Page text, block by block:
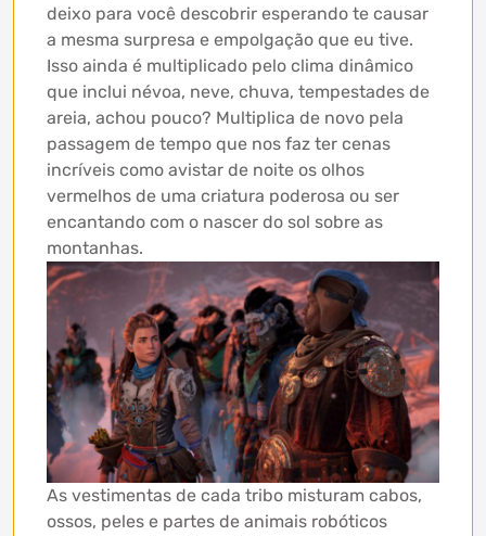
deixo para você descobrir esperando te causar
a mesma surpresa e empolgação que eu tive.
Isso ainda é multiplicado pelo clima dinâmico
que inclui névoa, neve, chuva, tempestades de
areia, achou pouco? Multiplica de novo pela
passagem de tempo que nos faz ter cenas
incríveis como avistar de noite os olhos
vermelhos de uma criatura poderosa ou ser
encantando com o nascer do sol sobre as
montanhas.
As vestimentas de cada tribo misturam cabos,
ossos, peles e partes de animais robóticos